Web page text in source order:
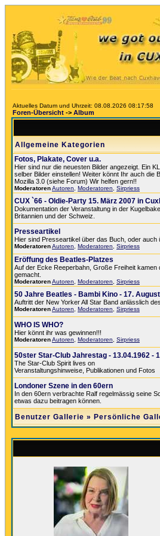
Aktuelles Datum und Uhrzeit: 08.08.2026 08:17:58
Foren-Übersicht -> Album
Allgemeine Kategorien
Fotos, Plakate, Cover u.a.
Hier sind nur die neuesten Bilder angezeigt. Ein
selber Bilder einstellen! Weiter könnt Ihr auch die
Mozilla 3.0 (siehe Forum) Wir helfen gern!!
ModeratorenAutoren Moderatoren Sirpriess
CUX `66 - Oldie-Party 15. März 2007 in
Dokumentation der Veranstaltung in der
Britannien und der Schweiz.
Presseartikel
Hier sind Presseartikel über das Buch, oder
ModeratorenAutoren Moderatoren Sirpriess
Eröffung des Beatles-Platzes
Auf der Ecke Reeperbahn, Große Freiheit
gemacht.
ModeratorenAutoren Moderatoren Sirpriess
50 Jahre Beatles - Bambi Kino - 17.
Auftritt der New Yorker All Star Band anlässlich
ModeratorenAutoren Moderatoren Sirpriess
WHO IS WHO?
Hier könnt ihr was gewinnen!!!
ModeratorenAutoren Moderatoren Sirpriess
50ster Star-Club Jahrestag - 13.04.1962 -
The Star-Club Spirit lives on
Veranstaltungshinweise, Publikationen und Fotos
Londoner Szene in den 60ern
In den 60ern verbrachte Ralf regelmässig seine
etwas dazu beitragen können.
Benutzer Gallerie » Persönliche